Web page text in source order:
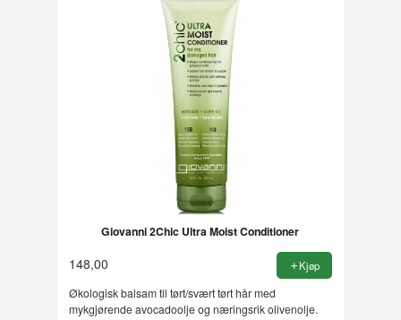
Giovanni 2Chic Ultra Moist Conditioner
148,00 Kjøp
Økologisk balsam til tørt/svært tørt hår med
mykgjørende avocadoolje og næringsrik olivenolje.